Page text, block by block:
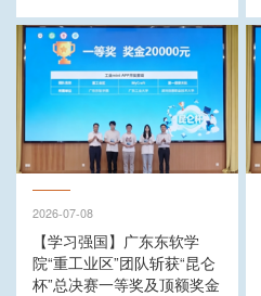
2026-07-08
【学习强国】广东东软学
院“重工业区”团队斩获“昆仑
杯”总决赛一等奖及顶额奖金